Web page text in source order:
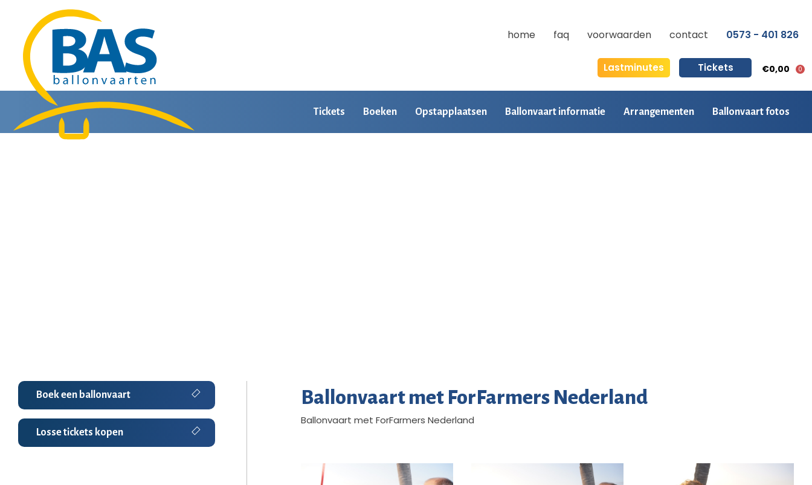
home faq voorwaarden contact 0573 - 401 826
Lastminutes Tickets €0,00 0
Tickets Boeken Opstapplaatsen Ballonvaart informatie Arrangementen Ballonvaart fotos
Boek een ballonvaart
Losse tickets kopen
Ballonvaart met ForFarmers Nederland
Ballonvaart met ForFarmers Nederland